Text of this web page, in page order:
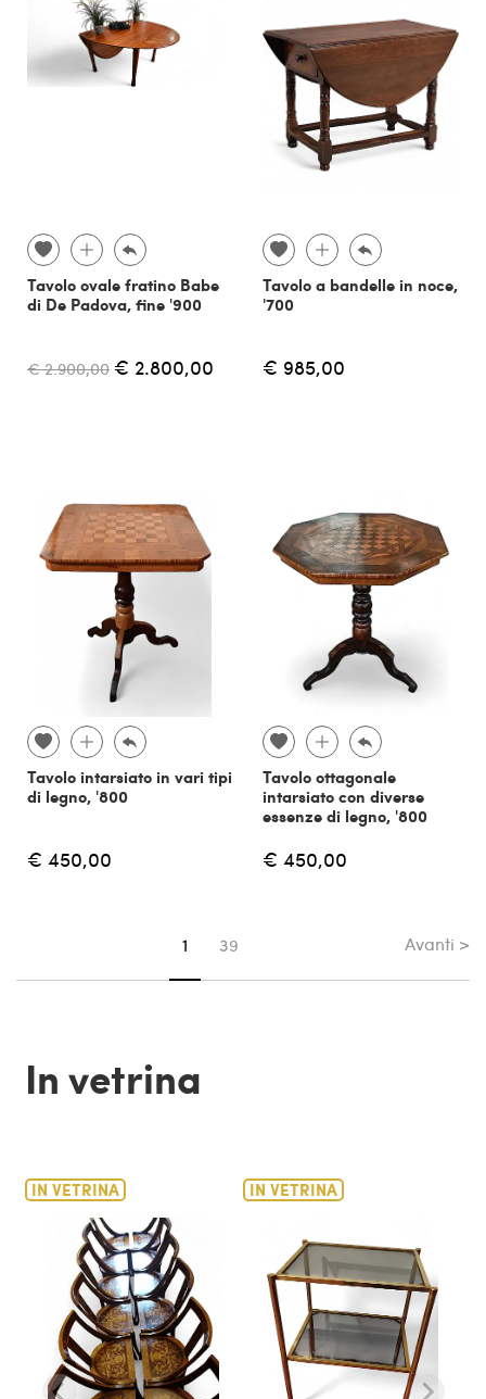
Tavolo ovale fratino Babe
di De Padova, fine '900
€ 2.900,00 € 2.800,00
Tavolo a bandelle in noce,
'700
€ 985,00
Tavolo intarsiato in vari tipi
di legno, '800
€ 450,00
Tavolo ottagonale
intarsiato con diverse
essenze di legno, '800
€ 450,00
Sei su pagina
1 39 Avanti >
In vetrina
IN VETRINA IN VETRINA